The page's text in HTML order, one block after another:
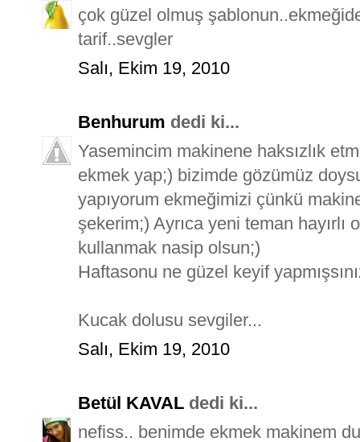
çok güzel olmuş
tarif..sevgler
Salı, Ekim 19, 2010
Benhurum dedi ki...
Yasemincim makinene haksızlık
ekmek yap;) bizimde gözümüz
yapıyorum ekmeğimizi çünkü
şekerim;) Ayrıca yeni teman
kullanmak nasip olsun;)
Haftasonu ne güzel keyif
Kucak dolusu sevgiler...
Salı, Ekim 19, 2010
Betül KAVAL dedi ki...
nefiss.. benimde ekmek makinem